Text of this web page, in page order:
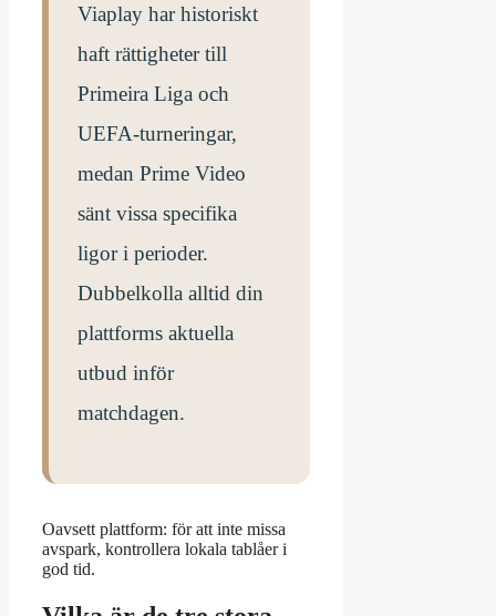
Viaplay har historiskt
haft rättigheter till
Primeira Liga och
UEFA-turneringar,
medan Prime Video
sänt vissa specifika
ligor i perioder.
Dubbelkolla alltid din
plattforms aktuella
utbud inför
matchdagen.
Oavsett plattform: för att inte missa
avspark, kontrollera lokala tablåer i
god tid.